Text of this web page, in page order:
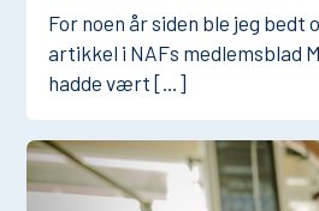
For noen år siden ble jeg bedt
artikkel i NAFs medlemsblad
hadde vært […]